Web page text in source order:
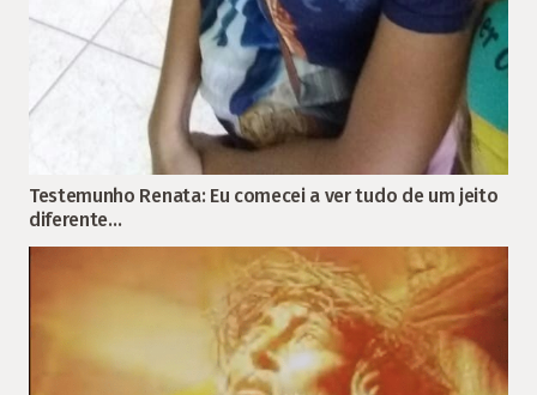
Testemunho Renata: Eu comecei a ver tudo de um jeito
diferente…